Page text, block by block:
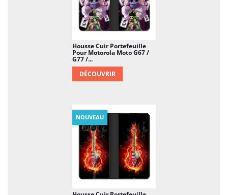
Housse Cuir Portefeuille
Pour Motorola Moto G67 /
G77 /...
DÉCOUVRIR
NOUVEAU